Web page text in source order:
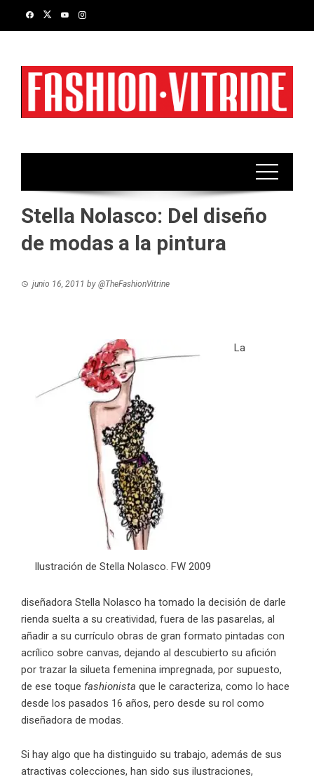
Stella Nolasco: Del diseño
de modas a la pintura
junio 16, 2011 by @TheFashionVitrine
Ilustración de Stella Nolasco. FW 2009
La
diseñadora Stella Nolasco ha tomado la decisión de darle
rienda suelta a su creatividad, fuera de las pasarelas, al
añadir a su currículo obras de gran formato pintadas con
acrílico sobre canvas, dejando al descubierto su afición
por trazar la silueta femenina impregnada, por supuesto,
de ese toque fashionista que le caracteriza, como lo hace
desde los pasados 16 años, pero desde su rol como
diseñadora de modas.
Si hay algo que ha distinguido su trabajo, además de sus
atractivas colecciones, han sido sus ilustraciones,